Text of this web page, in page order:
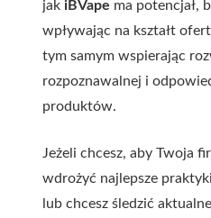
jak iBVape ma potencjał,
wpływając na kształt
tym samym wspierając
rozpoznawalnej i
produktów.
Jeżeli chcesz, aby Twoja
wdrożyć najlepsze
lub chcesz śledzić